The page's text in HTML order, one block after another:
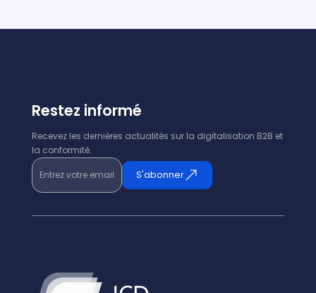
Restez informé
Recevez les dernières actualités sur la digitalisation B2B et
la conformité.
Entrez votre email S'abonner